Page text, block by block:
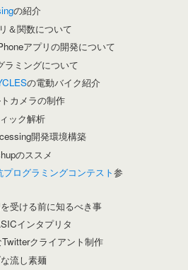
の紹介
＆関数について
アプリの開発について
ラミングについて
の電動バイク紹介
カメラの制作
ック解析
開発環境構築
のススメ
ログラミングコンテスト参
受ける前に知るべき事
インタプリタ
クライアント制作
流し素麺